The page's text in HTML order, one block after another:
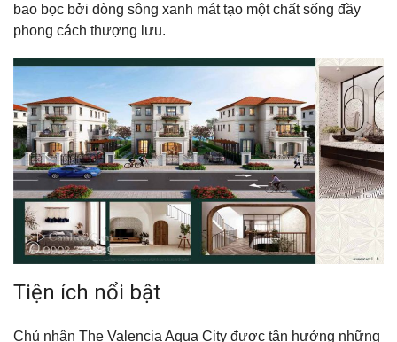
bao bọc bởi dòng sông xanh mát tạo một chất sống đầy
phong cách thượng lưu.
Tiện ích nổi bật
Chủ nhân The Valencia Aqua City được tận hưởng những